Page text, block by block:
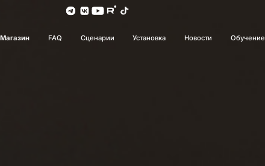
Магазин FAQ Сценарии Установка Новости Обучение